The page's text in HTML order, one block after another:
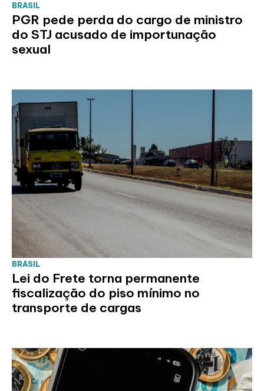
BRASIL
PGR pede perda do cargo de ministro
do STJ acusado de importunação
sexual
BRASIL
Lei do Frete torna permanente
fiscalização do piso mínimo no
transporte de cargas